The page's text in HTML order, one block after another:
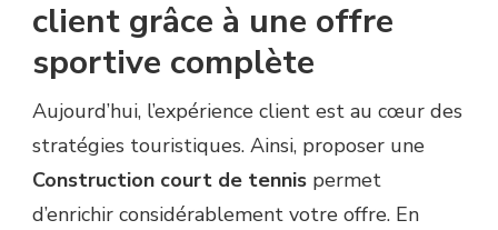
client grâce à une offre
sportive complète
Aujourd’hui, l’expérience client est au cœur des
stratégies touristiques. Ainsi, proposer une
Construction court de tennis permet
d’enrichir considérablement votre offre. En